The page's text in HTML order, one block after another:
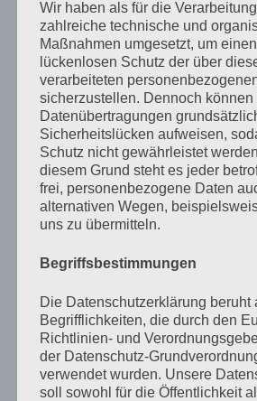
geplöppt, denn die hatten in ihrem
noch kein Reh zu Gesicht
wie den Igel, den wir eben trafen. Na
Plötzlich gab’s ein riesen Theater
den Berg herunter. Schnell zog ich
und sah, was die große Aufregung
kleiner Igel, der sich gleich zum
eingeigelt hatte. Ich band die
Meter weiter weg an und ging
in sich selbst und ich nahm ihn,
seinem stacheligen Mantel, die er
aufgespießt hatte, redet beruhigend
setzte ihn dann wieder an die
Hundefelle ihn zum Absturz
Wir haben als für die
zahlreiche technische und
Maßnahmen umgesetzt, um
lückenlosen Schutz der über
verarbeiteten
sicherzustellen. Dennoch können
Datenübertragungen
Sicherheitslücken aufweisen,
Schutz nicht gewährleistet
diesem Grund steht es jeder
frei, personenbezogene Daten
alternativen Wegen,
uns zu übermitteln.
Begriffsbestimmungen
Die Datenschutzerklärung beruht
Begrifflichkeiten, die durch den
Richtlinien- und
der Datenschutz-
verwendet wurden. Unsere
soll sowohl für die Öffentlichkeit